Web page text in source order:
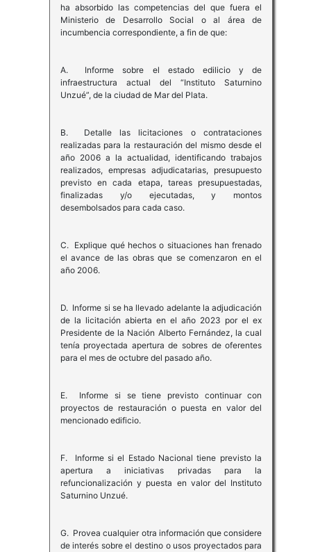
ha absorbido las competencias del que fuera el
Ministerio de Desarrollo Social o al área de
incumbencia correspondiente, a fin de que:
A. Informe sobre el estado edilicio y de
infraestructura actual del “Instituto Saturnino
Unzué”, de la ciudad de Mar del Plata.
B. Detalle las licitaciones o contrataciones
realizadas para la restauración del mismo desde el
año 2006 a la actualidad, identificando trabajos
realizados, empresas adjudicatarias, presupuesto
previsto en cada etapa, tareas presupuestadas,
finalizadas y/o ejecutadas, y montos
desembolsados para cada caso.
C. Explique qué hechos o situaciones han frenado
el avance de las obras que se comenzaron en el
año 2006.
D. Informe si se ha llevado adelante la adjudicación
de la licitación abierta en el año 2023 por el ex
Presidente de la Nación Alberto Fernández, la cual
tenía proyectada apertura de sobres de oferentes
para el mes de octubre del pasado año.
E. Informe si se tiene previsto continuar con
proyectos de restauración o puesta en valor del
mencionado edificio.
F. Informe si el Estado Nacional tiene previsto la
apertura a iniciativas privadas para la
refuncionalización y puesta en valor del Instituto
Saturnino Unzué.
G. Provea cualquier otra información que considere
de interés sobre el destino o usos proyectados para